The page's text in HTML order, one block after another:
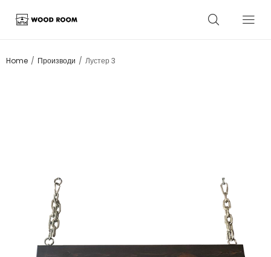
Home / Производи / Лустер 3